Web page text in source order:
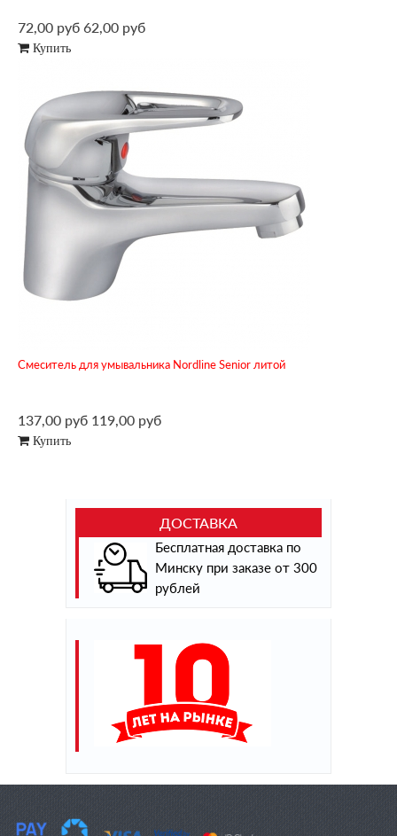
72,00 руб 62,00 руб
Купить
Смеситель для умывальника Nordline Senior литой
137,00 руб 119,00 руб
Купить
ДОСТАВКА
Бесплатная доставка по
Минску при заказе от 300
рублей